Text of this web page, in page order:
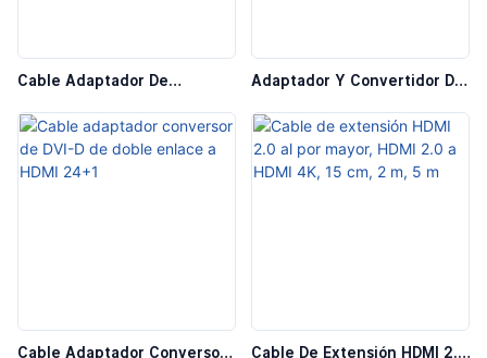
Cable Adaptador De
Automóvil
Adaptador Y Convertidor De
Enlace 24+1
Cable Adaptador Conversor
Cable De Extensión HDMI 2.0